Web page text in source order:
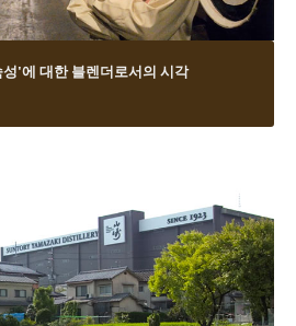
'에 대한 블렌더로서의 시각